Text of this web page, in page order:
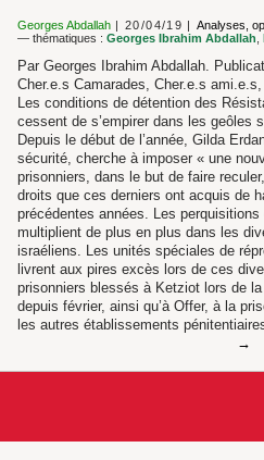
Georges Abdallah 20/04/19
Analyses,
— thématiques : Georges Ibrahim Abdallah
Par Georges Ibrahim Abdallah.
Cher.e.s Camarades, Cher.e.s ami.e.s,
Les conditions de détention des
cessent de s’empirer dans les geôles
Depuis le début de l’année, Gilda
sécurité, cherche à imposer « une
prisonniers, dans le but de faire
droits que ces derniers ont acquis de
précédentes années. Les
multiplient de plus en plus dans les
israéliens. Les unités spéciales de
livrent aux pires excès lors de ces
prisonniers blessés à Ketziot lors de
depuis février, ainsi qu’à Offer, à la
les autres établissements